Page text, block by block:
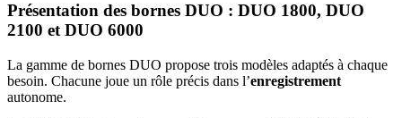
Présentation des bornes DUO : DUO 1800, DUO
2100 et DUO 6000
La gamme de bornes DUO propose trois modèles adaptés à chaque
besoin. Chacune joue un rôle précis dans l’enregistrement
autonome.